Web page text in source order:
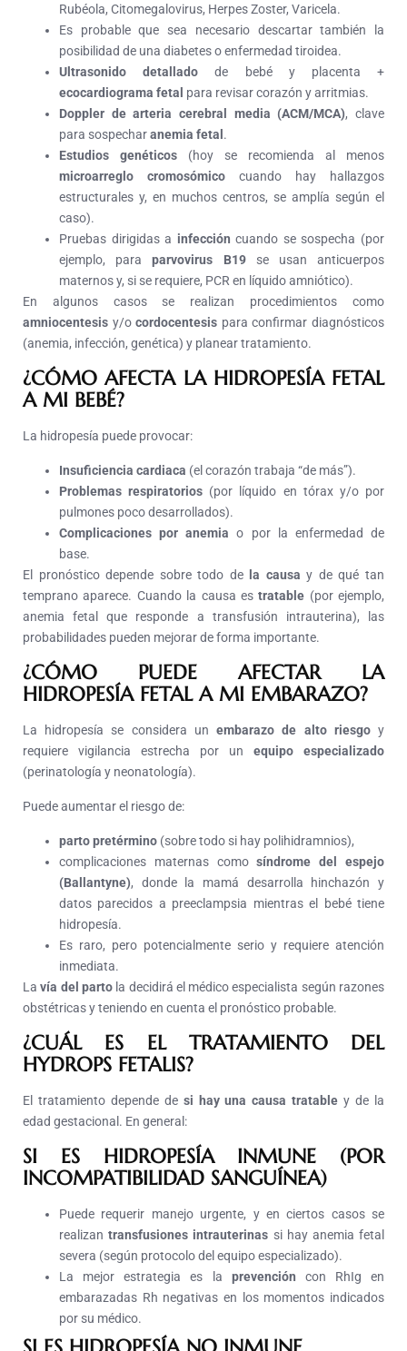
Rubéola, Citomegalovirus, Herpes Zoster, Varicela.
Es probable que sea necesario descartar también la
posibilidad de una diabetes o enfermedad tiroidea.
Ultrasonido detallado de bebé y placenta +
ecocardiograma fetal para revisar corazón y arritmias.
Doppler de arteria cerebral media (ACM/MCA), clave
para sospecharanemia fetal .
Estudios genéticos (hoy se recomienda al menos
microarreglo cromosómico cuando hay hallazgos
estructurales y, en muchos centros, se amplía según el
caso).
Pruebas dirigidas a infección cuando se sospecha (por
ejemplo, paraparvovirus B19se usan anticuerpos
maternos y, si se requiere, PCR en líquido amniótico).
En algunos casos se realizan procedimientos como
amniocentesis y/ocordocentesis para confirmar diagnósticos
(anemia, infección, genética) y planear tratamiento.
¿CÓMO AFECTA LA HIDROPESÍA FETAL
A MI BEBÉ?
La hidropesía puede provocar:
Insuficiencia cardiaca (el corazón trabaja “de más”).
Problemas respiratorios (por líquido en tórax y/o por
pulmones poco desarrollados).
Complicaciones por anemia o por la enfermedad de
base.
El pronóstico depende sobre todo de
la causa y de qué tan
temprano aparece. Cuando la causa estratable (por ejemplo,
anemia fetal que responde a transfusión intrauterina), las
probabilidades pueden mejorar de forma importante.
¿CÓMO PUEDE AFECTAR LA
HIDROPESÍA FETAL A MI EMBARAZO?
La hidropesía se considera unembarazo de alto riesgoy
requiere vigilancia estrecha por un equipo especializado
(perinatología y neonatología).
Puede aumentar el riesgo de:
parto pretérmino (sobre todo si hay polihidramnios),
complicaciones maternas comosíndrome del espejo
(Ballantyne), donde la mamá desarrolla hinchazón y
datos parecidos a preeclampsia mientras el bebé tiene
hidropesía.
Es raro, pero potencialmente serio y requiere atención
inmediata.
Lavía del partola decidirá el médico especialista según razones
obstétricas y teniendo en cuenta el pronóstico probable.
¿CUÁL ES EL TRATAMIENTO DEL
HYDROPS FETALIS?
El tratamiento depende de si hay una causa tratable y de la
edad gestacional. En general:
SI ES HIDROPESÍA INMUNE (POR
INCOMPATIBILIDAD SANGUÍNEA)
Puede requerir manejo urgente, y en ciertos casos se
realizantransfusiones intrauterinas si hay anemia fetal
severa (según protocolo del equipo especializado).
La mejor estrategia es la prevención con RhIg en
embarazadas Rh negativas en los momentos indicados
por su médico.